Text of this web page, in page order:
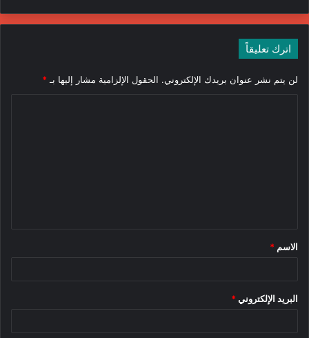
اترك تعليقاً
لن يتم نشر عنوان بريدك الإلكتروني. الحقول الإلزامية مشار إليها بـ *
*
الاسم *
البريد الإلكتروني *